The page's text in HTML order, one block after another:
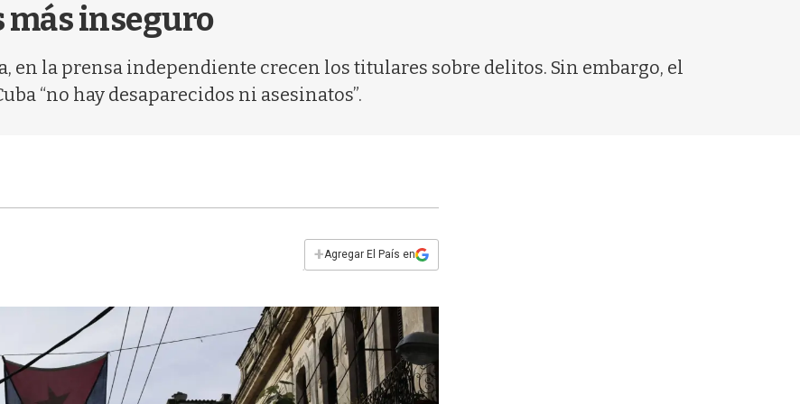
más inseguro
en la prensa independiente crecen los titulares sobre delitos. Sin embargo, el
“no hay desaparecidos ni asesinatos”.
+Agregar El País en